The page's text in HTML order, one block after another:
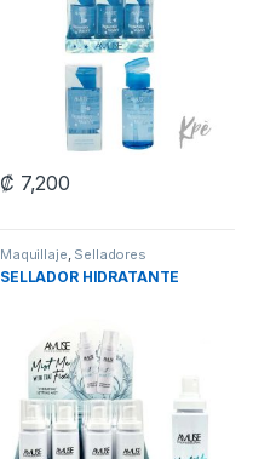
₡ 7,200
Maquillaje, Selladores
SELLADOR HIDRATANTE